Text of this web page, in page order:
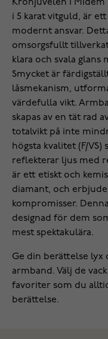
Kronjuvelen i
i 5 karat vitguld, är
modernt ansvar.
omsorgsfullt tillverkat
klara och svala glans
Smycket är
låsmekanism,
värdefulla vikt.
skapas av en tät rad
totalvikt på inte
högsta kvalitet (F/
reflekterar ljus med
är ett etiskt och
diamant, och
kompromisser.
designad för dem
mest spektakulära.
Ge din berättelse
armband. Välj de
favoriter som du
berättelse.